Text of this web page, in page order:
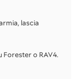
lascia
o RAV4.